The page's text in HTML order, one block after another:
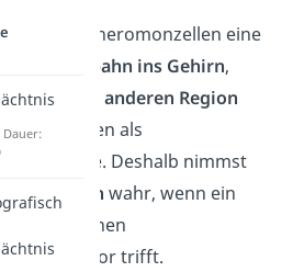
die Pheromonzellen eine
Leitungsbahn ins Gehirn,
sie in einer anderen Region
werden als
Deshalb nimmst
Geruch wahr, wenn ein
auf einen
trifft.
Dauer: